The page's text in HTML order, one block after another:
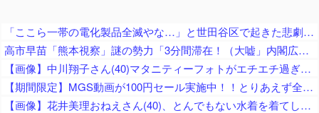
「ここら一帯の電化製品全滅やな…」と世田谷区で起きた悲劇に目撃者騒然、下手したら自己破産ルートなのでは……
高市早苗「熊本視察」謎の勢力「3分間滞在！（大嘘」内閣広報官「事実無根（全否定」高市早苗「51分間視察（首相動静」マスコミ「被災者証言で10秒！（印象操作」→
【画像】中川翔子さん(40)マタニティーフォトがエチエチ過ぎるｗｗｗｗｗｗｗｗ
【期間限定】MGS動画が100円セール実施中！！とりあえず全部買うやろｗｗｗｗｗ
【画像】花井美理おねえさん(40)、とんでもない水着を着てしまうｗｗ